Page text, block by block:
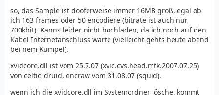
so, das Sample ist dooferweise immer 16MB groß, egal ob
ich 163 frames oder 50 encodiere (bitrate ist auch nur
700kbit). Kanns leider nicht hochladen, da ich noch auf den
Kabel Internetanschluss warte (vielleicht gehts heute abend
bei nem Kumpel).
xvidcore.dll ist vom 25.7.07 (xvic.cvs.head.mtk.2007.07.25)
von celtic_druid, encraw vom 31.08.07 (squid).
wenn ich die xvidcore.dll im Systemordner lösche, kommt